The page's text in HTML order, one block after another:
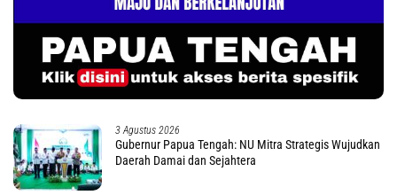
3 Agustus 2026
Gubernur Papua Tengah: NU Mitra Strategis Wujudkan
Daerah Damai dan Sejahtera